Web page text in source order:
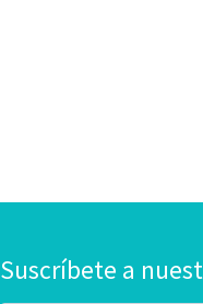
Suscríbete a